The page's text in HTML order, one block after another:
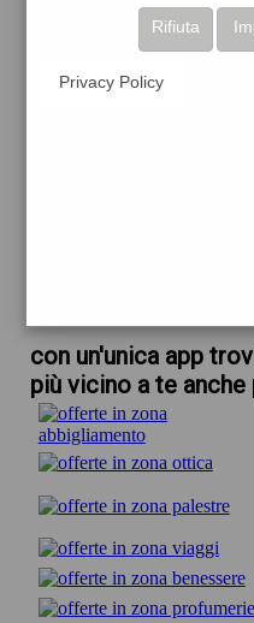
con un'unica app
più vicino a te anche
Rifiuta
Privacy Policy